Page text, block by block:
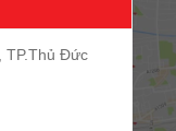
TP.Thủ Đức